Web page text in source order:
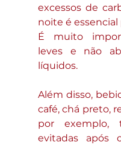
excessos de
noite é
É muito
leves e não
líquidos.
Além disso,
café, chá preto,
por exemplo,
evitadas após